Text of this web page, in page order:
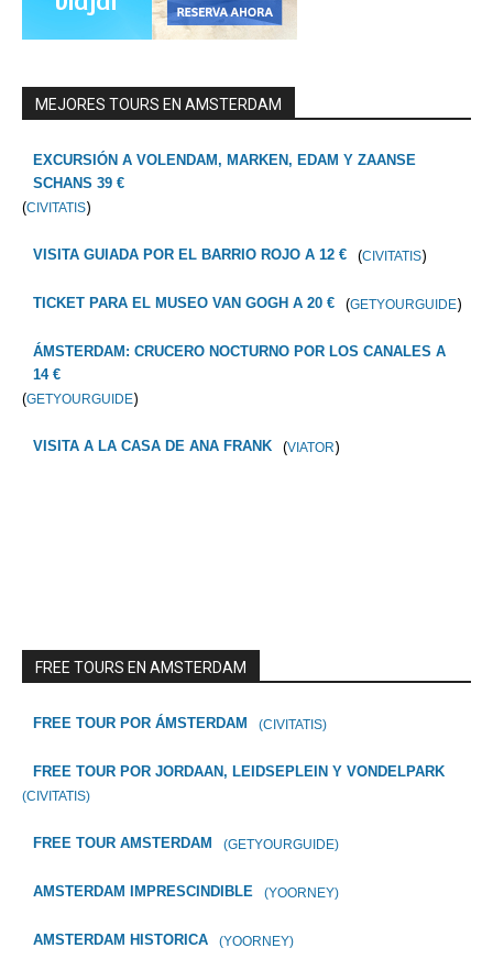
MEJORES TOURS EN AMSTERDAM
EXCURSIÓN A VOLENDAM, MARKEN, EDAM Y ZAANSE
SCHANS 39 €
(CIVITATIS)
VISITA GUIADA POR EL BARRIO ROJO A 12 € (CIVITATIS)
TICKET PARA EL MUSEO VAN GOGH A 20 € (GETYOURGUIDE)
ÁMSTERDAM: CRUCERO NOCTURNO POR LOS CANALES A
14 €
(GETYOURGUIDE)
VISITA A LA CASA DE ANA FRANK (VIATOR)
FREE TOURS EN AMSTERDAM
FREE TOUR POR ÁMSTERDAM (CIVITATIS)
FREE TOUR POR JORDAAN, LEIDSEPLEIN Y VONDELPARK
(CIVITATIS)
FREE TOUR AMSTERDAM (GETYOURGUIDE)
AMSTERDAM IMPRESCINDIBLE (YOORNEY)
AMSTERDAM HISTORICA (YOORNEY)